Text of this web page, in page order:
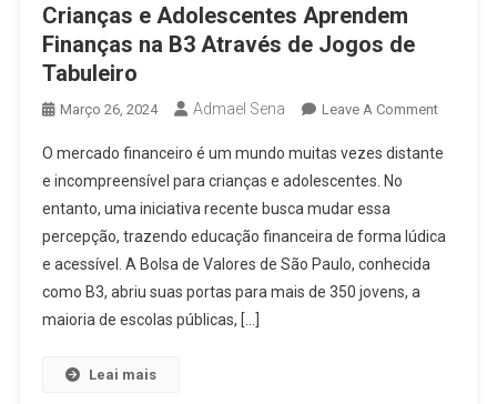
Crianças e Adolescentes Aprendem
Finanças na B3 Através de Jogos de
Tabuleiro
Março 26, 2024 Admael Sena Leave A CommentOn
E
Finanças
O mercado financeiro é um mundo muitas vezes distante
e incompreensível para crianças e adolescentes. No
entanto, uma iniciativa recente busca mudar essa
percepção, trazendo educação financeira de forma lúdica
e acessível. A Bolsa de Valores de São Paulo, conhecida
como B3, abriu suas portas para mais de 350 jovens, a
maioria de escolas públicas, […]
Leai mais